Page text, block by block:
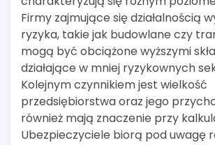
Firmy zajmujące się działalnością
ryzyka, takie jak budowlane czy
mogą być obciążone wyższymi
działające w mniej ryzykownych
Kolejnym czynnikiem jest wielkość
przedsiębiorstwa oraz jego
również mają znaczenie przy
Ubezpieczyciele biorą pod uwagę